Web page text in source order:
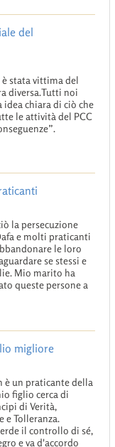
del
è stata vittima del
diversa.Tutti noi
idea chiara di ciò che
le attività del PCC
la persecuzione
e molti praticanti
le loro
se stessi e
Mio marito ha
queste persone a
migliore
è un praticante della
figlio cerca di
di Verità,
e Tolleranza.
il controllo di sé,
e va d'accordo